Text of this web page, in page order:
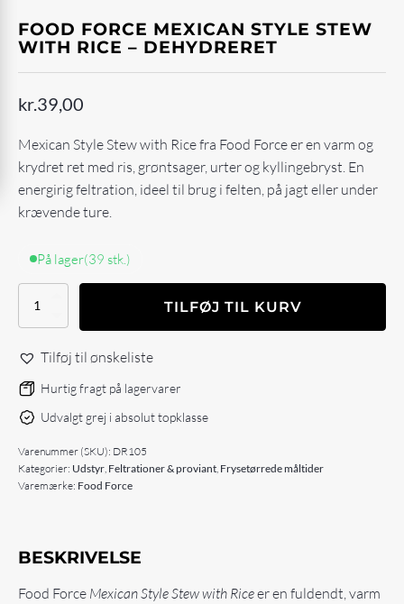
FOOD FORCE MEXICAN STYLE STEW
WITH RICE – DEHYDRERET
kr.39,00
Mexican Style Stew with Rice fra Food Force er en varm og
krydret ret med ris, grøntsager, urter og kyllingebryst. En
energirig feltration, ideel til brug i felten, på jagt eller under
krævende ture.
På lager(39 stk.)
Food
Mexican
style
stew
with
rice
–
antal
TILFØJ TIL KURV
Tilføj til ønskeliste
Hurtig fragt på lagervarer
Udvalgt grej i absolut topklasse
Varenummer (SKU): DR105
Kategorier: Udstyr, Feltrationer & proviant, Frysetørrede måltider
Varemærke: Food Force
BESKRIVELSE
Food Force Mexican Style Stew with Riceer en fuldendt, varm